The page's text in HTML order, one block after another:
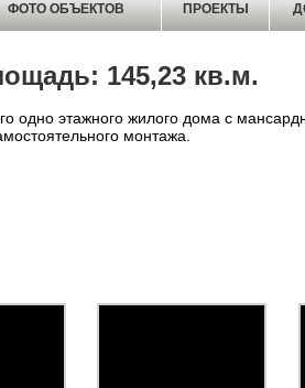
ФОТО ОБЪЕКТОВ ПРОЕКТЫ
145,23 кв.м.
одно этажного жилого дома с
монтажа.